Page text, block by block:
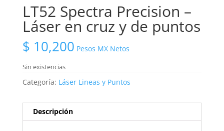
LT52 Spectra Precision –
Láser en cruz y de puntos
$ 10,200 Pesos MX Netos
Sin existencias
Categoría: Láser Lineas y Puntos
Descripción